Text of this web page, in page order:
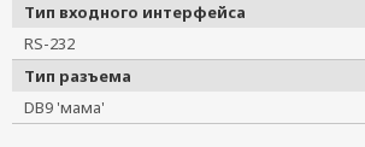
Тип входного интерфейса
RS-232
Тип разъема
DB9 'мама'